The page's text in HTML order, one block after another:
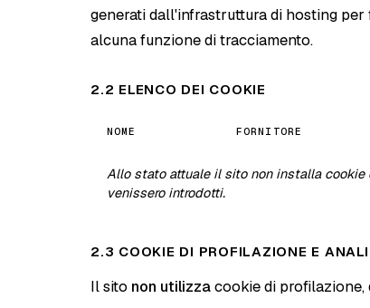
generati dall'infrastruttura di hosting
alcuna funzione di tracciamento.
2.2 ELENCO DEI COOKIE
NOME FORNITORE
Allo stato attuale il sito non installa cookie
venissero introdotti.
2.3 COOKIE DI PROFILAZIONE E
Il sito non utilizzacookie di profilazione,